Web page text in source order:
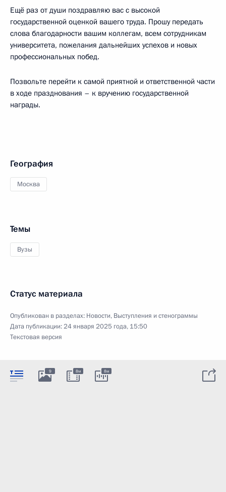
Ещё раз от души поздравляю вас с высокой
государственной оценкой вашего труда. Прошу передать
слова благодарности вашим коллегам, всем сотрудникам
университета, пожелания дальнейших успехов и новых
профессиональных побед.
Позвольте перейти к самой приятной и ответственной части
в ходе празднования – к вручению государственной
награды.
География
Москва
Темы
Вузы
Статус материала
Опубликован в разделах: Новости, Выступления и стенограммы
Дата публикации:24 января 2025 года, 15:50
Текстовая версия
9 8м 8м